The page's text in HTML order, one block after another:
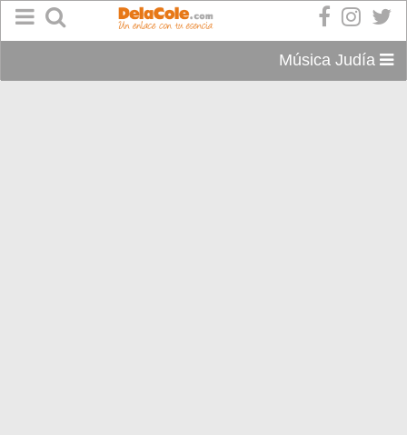
Música Judía